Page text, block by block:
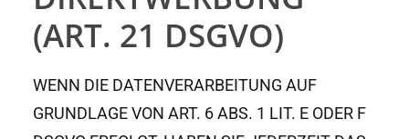
(ART. 21 DSGVO)
WENN DIE DATENVERARBEITUNG AUF
GRUNDLAGE VON ART. 6 ABS. 1 LIT. E ODER F